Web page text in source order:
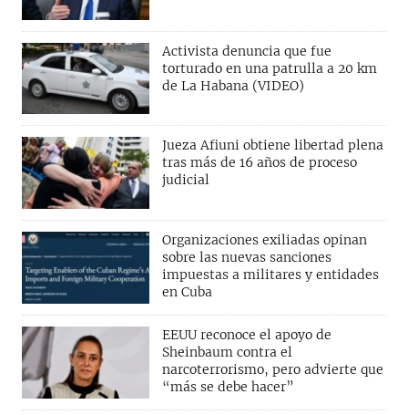
Activista denuncia que fue
torturado en una patrulla a 20 km
de La Habana (VIDEO)
Jueza Afiuni obtiene libertad plena
tras más de 16 años de proceso
judicial
Organizaciones exiliadas opinan
sobre las nuevas sanciones
impuestas a militares y entidades
en Cuba
EEUU reconoce el apoyo de
Sheinbaum contra el
narcoterrorismo, pero advierte que
“más se debe hacer”